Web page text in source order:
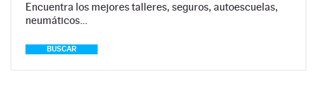
Encuentra los mejores talleres, seguros, autoescuelas,
neumáticos…
BUSCAR